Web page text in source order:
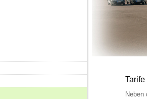
Tarife
Neben